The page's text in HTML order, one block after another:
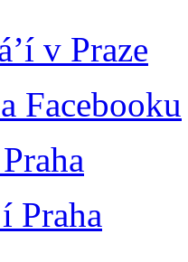
v Praze
Facebooku
Praha